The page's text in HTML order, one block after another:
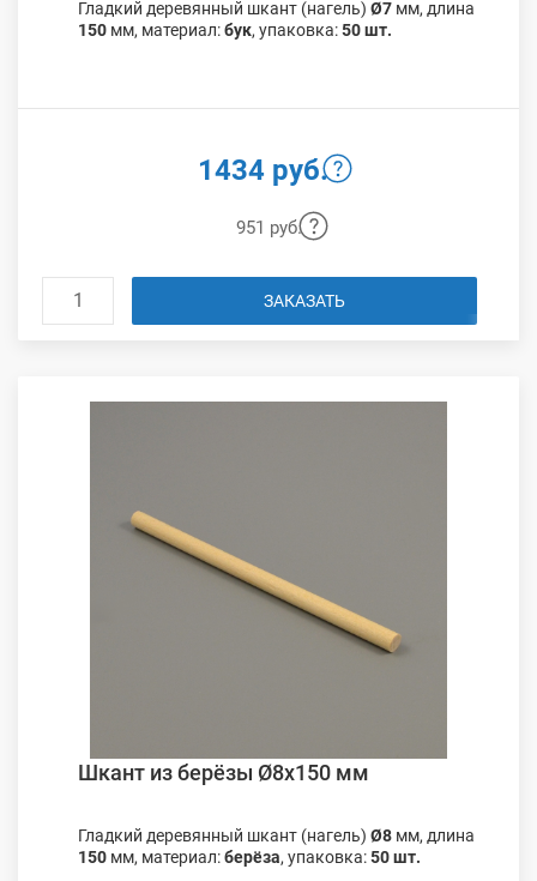
Гладкий деревянный шкант (нагель) Ø7 мм, длина
150 мм, материал:бук, упаковка:50 шт.
1434 руб.
951 руб.
ЗАКАЗАТЬ
Шкант из берёзы Ø8х150 мм
Гладкий деревянный шкант (нагель) Ø8 мм, длина
150 мм, материал:берёза, упаковка:50 шт.